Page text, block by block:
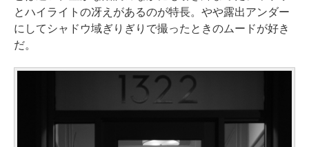
とハイライトの冴えがあるのが特長。やや露出アンダー
にしてシャドウ域ぎりぎりで撮ったときのムードが好き
だ。